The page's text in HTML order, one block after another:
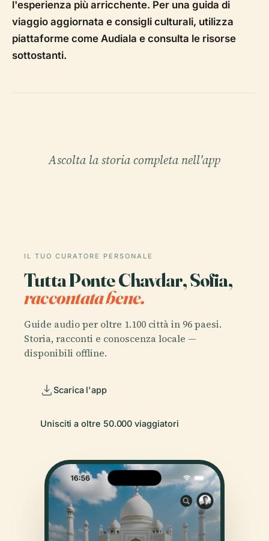
l'esperienza più arricchente. Per una guida di
viaggio aggiornata e consigli culturali, utilizza
piattaforme come Audiala e consulta le risorse
sottostanti.
Ascolta la storia completa nell'app
IL TUO CURATORE PERSONALE
Tutta Ponte Chavdar, Sofia,
raccontata bene.
Guide audio per oltre 1.100 città in 96 paesi.
Storia, racconti e conoscenza locale —
disponibili offline.
Scarica l'app
Unisciti a oltre 50.000 viaggiatori